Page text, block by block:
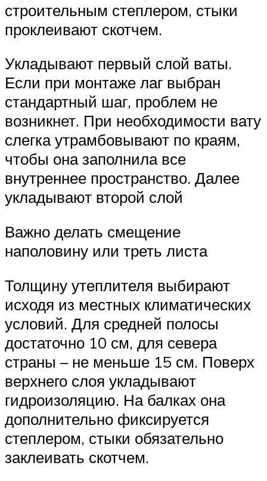
строительным степлером, стыки
проклеивают скотчем.
Укладывают первый слой ваты.
Если при монтаже лаг выбран
стандартный шаг, проблем не
возникнет. При необходимости вату
слегка утрамбовывают по краям,
чтобы она заполнила все
внутреннее пространство. Далее
укладывают второй слой
Важно делать смещение
наполовину или треть листа
Толщину утеплителя выбирают
исходя из местных климатических
условий. Для средней полосы
достаточно 10 см, для севера
страны – не меньше 15 см. Поверх
верхнего слоя укладывают
гидроизоляцию. На балках она
дополнительно фиксируется
степлером, стыки обязательно
заклеивать скотчем.